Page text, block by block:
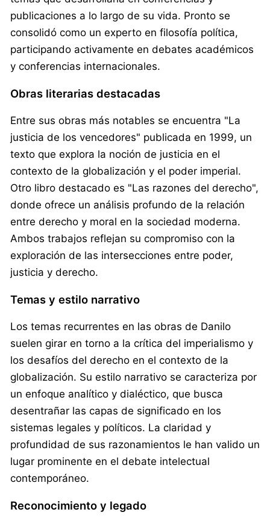
publicaciones a lo largo de su vida. Pronto se
consolidó como un experto en filosofía política,
participando activamente en debates académicos
y conferencias internacionales.
Obras literarias destacadas
Entre sus obras más notables se encuentra "La
justicia de los vencedores" publicada en 1999, un
texto que explora la noción de justicia en el
contexto de la globalización y el poder imperial.
Otro libro destacado es "Las razones del derecho",
donde ofrece un análisis profundo de la relación
entre derecho y moral en la sociedad moderna.
Ambos trabajos reflejan su compromiso con la
exploración de las intersecciones entre poder,
justicia y derecho.
Temas y estilo narrativo
Los temas recurrentes en las obras de Danilo
suelen girar en torno a la crítica del imperialismo y
los desafíos del derecho en el contexto de la
globalización. Su estilo narrativo se caracteriza por
un enfoque analítico y dialéctico, que busca
desentrañar las capas de significado en los
sistemas legales y políticos. La claridad y
profundidad de sus razonamientos le han valido un
lugar prominente en el debate intelectual
contemporáneo.
Reconocimiento y legado